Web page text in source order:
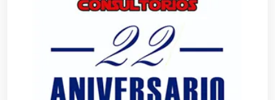
Bebidas
Belleza
Bordados y Estampados